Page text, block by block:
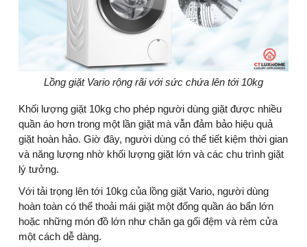
Lồng giặt Vario rộng rãi với sức chứa lên tới 10kg
Khối lượng giặt 10kg cho phép người dùng giặt được nhiều
quần áo hơn trong một lần giặt mà vẫn đảm bảo hiệu quả
giặt hoàn hảo. Giờ đây, người dùng có thể tiết kiệm thời gian
và năng lượng nhờ khối lượng giặt lớn và các chu trình giặt
lý tưởng.
Với tải trọng lên tới 10kg của lồng giặt Vario, người dùng
hoàn toàn có thể thoải mái giặt một đống quần áo bẩn lớn
hoặc những món đồ lớn như chăn ga gối đệm và rèm cửa
một cách dễ dàng.